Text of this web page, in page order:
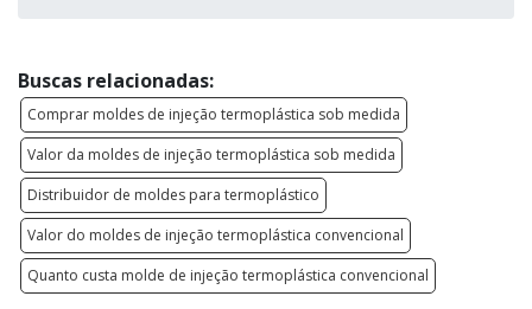
Buscas relacionadas:
Comprar moldes de injeção termoplástica sob medida
Valor da moldes de injeção termoplástica sob medida
Distribuidor de moldes para termoplástico
Valor do moldes de injeção termoplástica convencional
Quanto custa molde de injeção termoplástica convencional